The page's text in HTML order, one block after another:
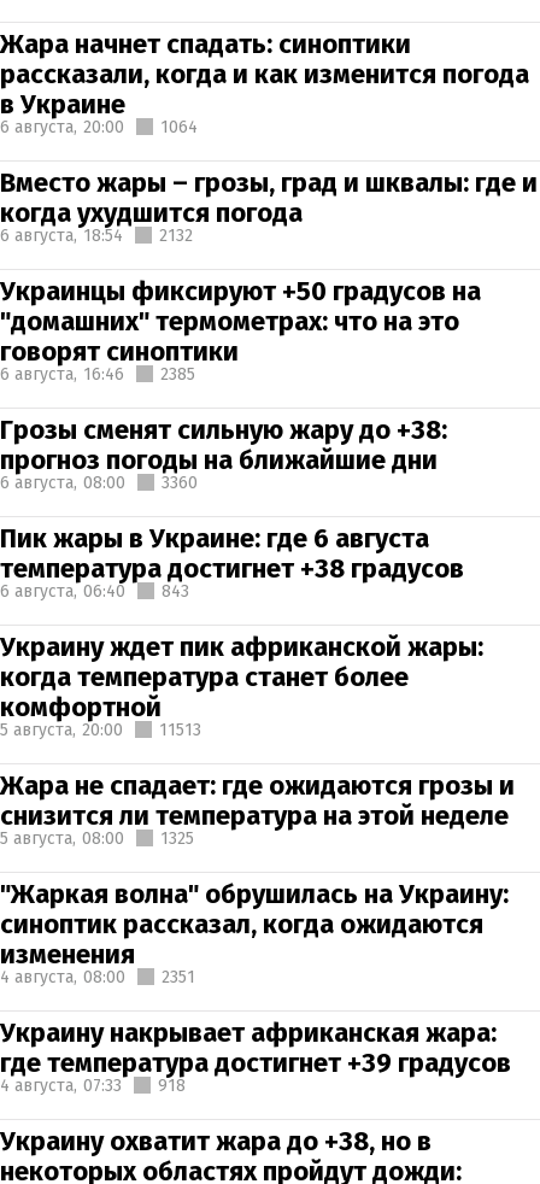
Жара начнет спадать: синоптики
рассказали, когда и как изменится погода
в Украине
6 августа, 20:00 1064
Вместо жары – грозы, град и шквалы: где и
когда ухудшится погода
6 августа, 18:54 2132
Украинцы фиксируют +50 градусов на
"домашних" термометрах: что на это
говорят синоптики
6 августа, 16:46 2385
Грозы сменят сильную жару до +38:
прогноз погоды на ближайшие дни
6 августа, 08:00 3360
Пик жары в Украине: где 6 августа
температура достигнет +38 градусов
6 августа, 06:40 843
Украину ждет пик африканской жары:
когда температура станет более
комфортной
5 августа, 20:00 11513
Жара не спадает: где ожидаются грозы и
снизится ли температура на этой неделе
5 августа, 08:00 1325
"Жаркая волна" обрушилась на Украину:
синоптик рассказал, когда ожидаются
изменения
4 августа, 08:00 2351
Украину накрывает африканская жара:
где температура достигнет +39 градусов
4 августа, 07:33 918
Украину охватит жара до +38, но в
некоторых областях пройдут дожди: